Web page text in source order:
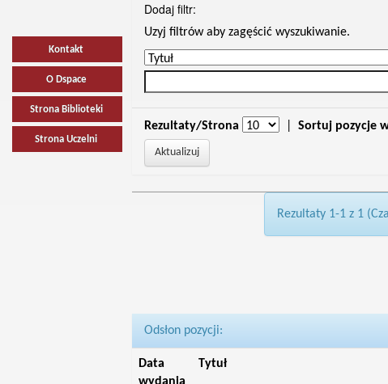
Kontakt
O Dspace
Strona Biblioteki
Strona Uczelni
Dodaj filtr:
Uzyj filtrów aby zagęścić wyszukiwanie.
Rezultaty/Strona Sortuj pozycje
Rezultaty 1-1 z 1
Odsłon pozycji:
Data
Tytuł